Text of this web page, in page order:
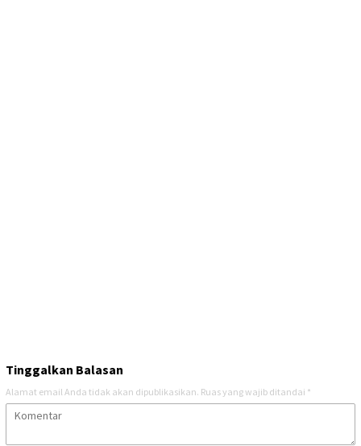
Tinggalkan Balasan
Alamat email Anda tidak akan dipublikasikan. Ruas yang wajib ditandai *